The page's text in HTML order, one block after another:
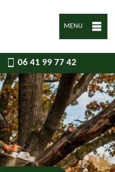
MENU
06 41 99 77 42